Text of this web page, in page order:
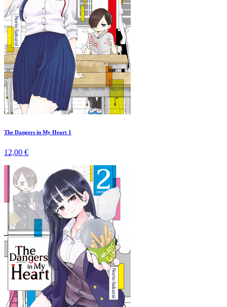
The Dangers in My Heart 1
12,00 €